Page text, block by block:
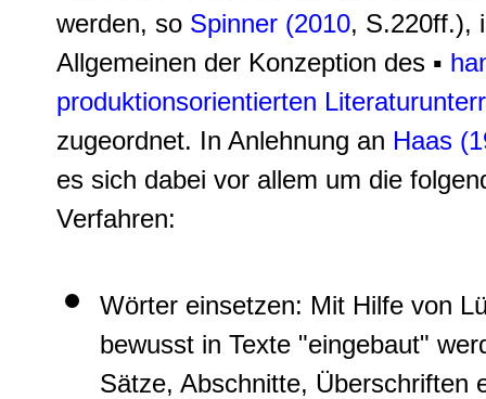
werden, so Spinner (2010, S.220ff.),
Allgemeinen der Konzeption des ▪
produktionsorientierten
zugeordnet. In Anlehnung an Haas
es sich dabei vor allem um die
Verfahren:
Wörter einsetzen: Mit Hilfe von
bewusst in Texte "eingebaut"
Sätze, Abschnitte, Überschriften